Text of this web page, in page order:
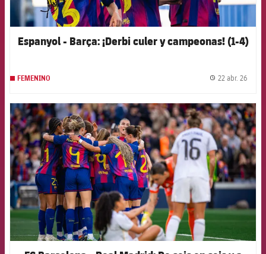
Espanyol - Barça: ¡Derbi culer y campeonas! (1-4)
FEMENINO 22 abr. 26
FCB Barcelona badge